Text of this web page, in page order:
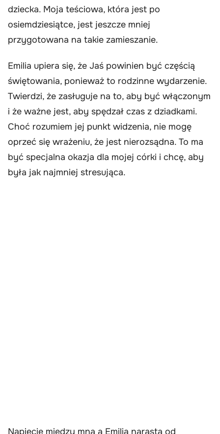
dziecka. Moja teściowa, która jest po
osiemdziesiątce, jest jeszcze mniej
przygotowana na takie zamieszanie.
Emilia upiera się, że Jaś powinien być częścią
świętowania, ponieważ to rodzinne wydarzenie.
Twierdzi, że zasługuje na to, aby być włączonym
i że ważne jest, aby spędzał czas z dziadkami.
Choć rozumiem jej punkt widzenia, nie mogę
oprzeć się wrażeniu, że jest nierozsądna. To ma
być specjalna okazja dla mojej córki i chcę, aby
była jak najmniej stresująca.
Napięcie między mną a Emilią narasta od